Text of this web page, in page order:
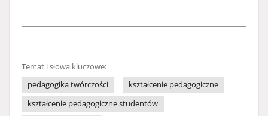
Temat i słowa kluczowe:
pedagogika twórczości
kształcenie pedagogiczne
kształcenie pedagogiczne studentów